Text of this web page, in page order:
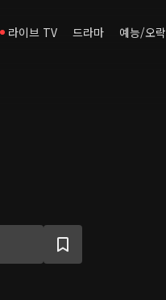
라이브 TV 드라마 예능/오락